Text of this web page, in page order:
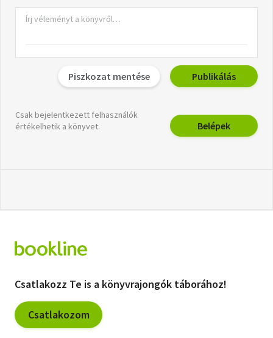
Piszkozat mentése Publikálás
Csak bejelentkezett felhasználók
értékelhetik a könyvet.
Belépek
Csatlakozz Te is a könyvrajongók táborához!
Csatlakozom